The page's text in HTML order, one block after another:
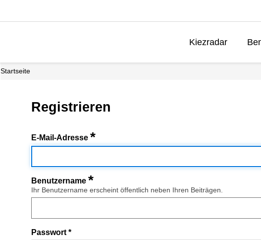
Kiezradar
Startseite
Registrieren
E-Mail-Adresse *
Benutzername *
Ihr Benutzername erscheint öffentlich neben Ihren Beiträgen.
Passwort *